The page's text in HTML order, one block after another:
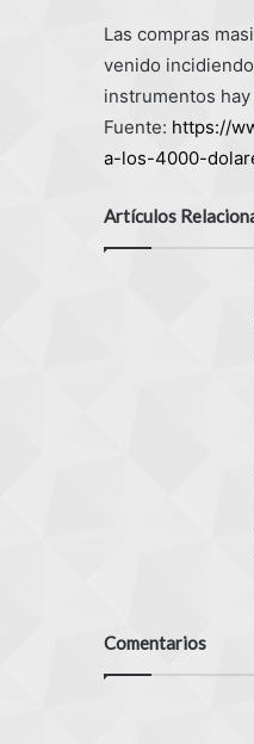
Las compras
venido
instrumentos
Fuente: https://
a-los-4000-
Artículos
Comentarios